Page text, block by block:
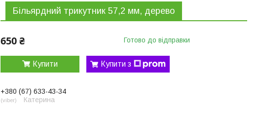
Більярдний трикутник 57,2 мм, дерево
650 ₴ Готово до відправки
Купити Купити з
+380 (67) 633-43-34
viber Катерина